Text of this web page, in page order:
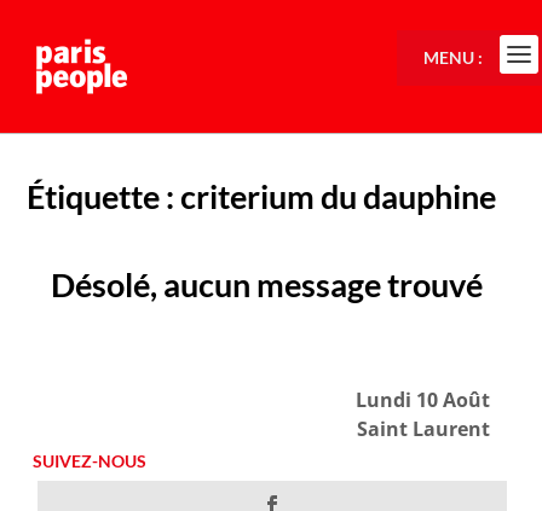
Étiquette :criterium du dauphine
Désolé, aucun message trouvé
Lundi 10 Août
Saint Laurent
SUIVEZ-NOUS
MENU :